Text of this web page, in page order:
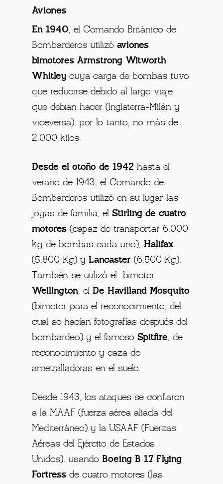
Aviones
En 1940, el Comando Británico de
Bombarderos utilizóaviones
bimotores Armstrong Witworth
Whitley cuya carga de bombas tuvo
que reducirse debido al largo viaje
que debían hacer (Inglaterra-Milán y
viceversa), por lo tanto, no más de
2.000 kilos.
Desde el otoño de 1942 hasta el
verano de 1943, el Comando de
Bombarderos utilizó en su lugar las
joyas de familia, elStirling de cuatro
motores (capaz de transportar 6,000
kg de bombas cada uno), Halifax
(5.800 Kg) y Lancaster (6.500 Kg).
También se utilizó el bimotor
Wellington, el De Havilland Mosquito
(bimotor para el reconocimiento, del
cual se hacían fotografías después del
bombardeo) y el famosoSpitfire, de
reconocimiento y caza de
ametralladoras en el suelo.
Desde 1943, los ataques se confiaron
a la MAAF (fuerza aérea aliada del
Mediterráneo) y la USAAF (Fuerzas
Aéreas del Ejército de Estados
Unidos), usando Boeing B 17 Flying
Fortress de cuatro motores (las